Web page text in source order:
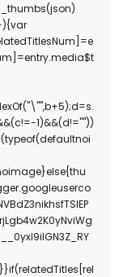
1)&&(d!=""))